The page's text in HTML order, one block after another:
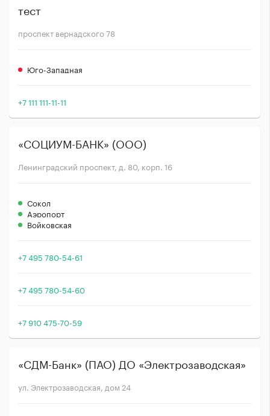
тест
проспект вернадского 78
Юго-Западная
+7 111 111-11-11
«СОЦИУМ-БАНК» (ООО)
Ленинградский проспект, д. 80, корп. 16
Сокол
Аэропорт
Войковская
+7 495 780-54-61
+7 495 780-54-60
+7 910 475-70-59
«СДМ-Банк» (ПАО) ДО «Электрозаводская»
ул. Электрозаводская, дом 24